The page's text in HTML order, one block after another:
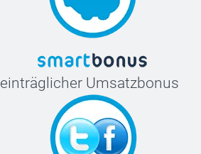
einträglicher Umsatzbonus